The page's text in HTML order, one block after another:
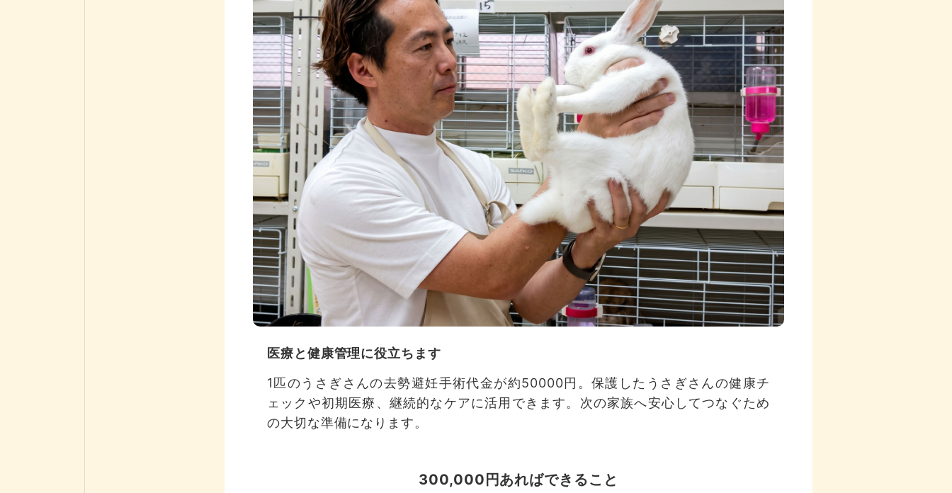
医療と健康管理に役立ちます
1匹のうさぎさんの去勢避妊手術代金が約50000円。保護したうさぎさんの健康チ
ェックや初期医療、継続的なケアに活用できます。次の家族へ安心してつなぐため
の大切な準備になります。
300,000円あればできること